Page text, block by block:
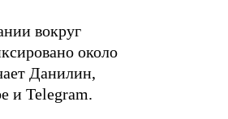
вокруг
около
Данилин,
и Telegram.